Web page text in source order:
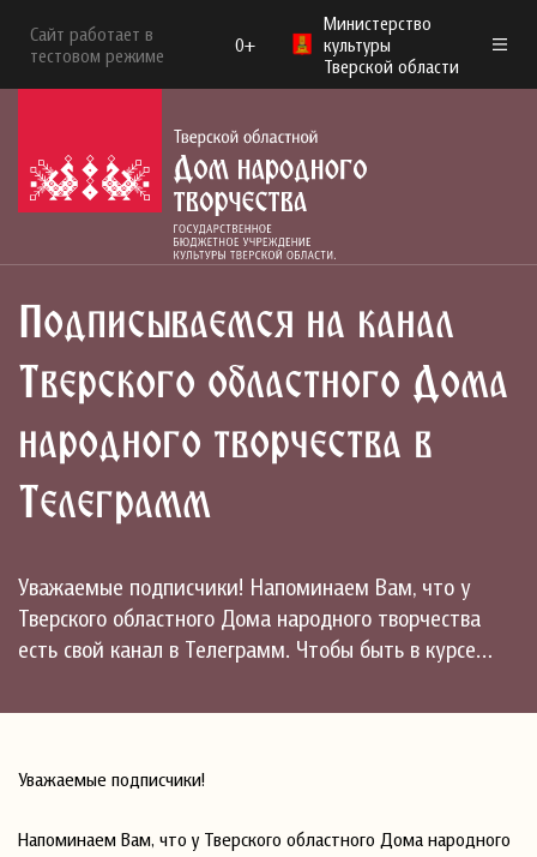
Сайт работает в
тестовом режиме
0+
Министерство
культуры
Тверской области
Подписываемся на канал
Тверского областного Дома
народного творчества в
Телеграмм
Уважаемые подписчики! Напоминаем Вам, что у
Тверского областного Дома народного творчества
есть свой канал в Телеграмм. Чтобы быть в курсе…
Уважаемые подписчики!
Напоминаем Вам, что у Тверского областного Дома народного